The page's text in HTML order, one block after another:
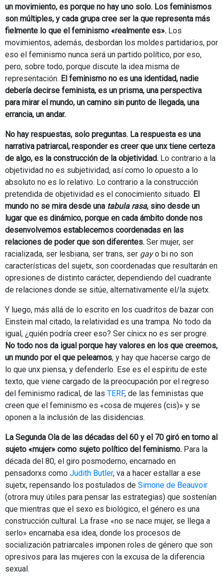
un movimiento, es porque no hay uno solo. Los feminismos
son múltiples, y cada grupa cree ser la que representa más
fielmente lo que el feminismo «realmente es». Los
movimientos, además, desbordan los moldes partidarios, por
eso el feminismo nunca será un partido político, por eso,
pero, sobre todo, porque discute la idea misma de
representación. El feminismo no es una identidad, nadie
debería decirse feminista, es un prisma, una perspectiva
para mirar el mundo, un camino sin punto de llegada, una
errancia, un andar.
No hay respuestas, solo preguntas. La respuesta es una
narrativa patriarcal, responder es creer que unx tiene certeza
de algo, es la construcción de la objetividad. Lo contrario a la
objetividad no es subjetividad, así como lo opuesto a lo
absoluto no es lo relativo. Lo contrario a la construcción
pretendida de objetividad es el conocimiento situado. El
mundo no se mira desde una tabula rasa, sino desde un
lugar que es dinámico, porque en cada ámbito donde nos
desenvolvemos establecemos coordenadas en las
relaciones de poder que son diferentes. Ser mujer, ser
racializada, ser lesbiana, ser trans, ser gayo bi no son
características del sujetx, son coordenadas que resultarán en
opresiones de distinto carácter, dependiendo del cuadrante
de relaciones donde se sitúe, alternativamente el/la sujetx.
Y luego, más allá de lo escrito en los cuadritos de bazar con
Einstein mal citado, la relatividad es una trampa. No todo da
igual, ¿quién podría creer eso? Ser cínicx no es ser progre.
No todo nos da igual porque hay valores en los que creemos,
un mundo por el que peleamos, y hay que hacerse cargo de
lo que unx piensa, y defenderlo. Ese es el espíritu de este
texto, que viene cargado de la preocupación por el regreso
del feminismo radical, de las TERF, de las feministas que
creen que el feminismo es «cosa de mujeres (cis)» y se
oponen a la inclusión de las disidencias.
La Segunda Ola de las décadas del 60 y el 70 giró en torno al
sujeto «mujer» como sujeto político del feminismo. Para la
década del 80, el giro posmoderno, encarnado en
pensadorxs como Judith Butler, va a hacer estallar a ese
sujetx, repensando los postulados de Simone de Beauvoir
(otrora muy útiles para pensar las estrategias) que sostenían
que mientras que el sexo es biológico, el género es una
construcción cultural. La frase «no se nace mujer, se llega a
serlo» encarnaba esa idea, donde los procesos de
socialización patriarcales imponen roles de género que son
opresivos para las mujeres con la excusa de la diferencia
sexual.